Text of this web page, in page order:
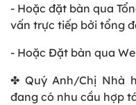
- Hoặc đặt bàn qua
vấn trực tiếp bởi tổng
- Hoặc Đặt bàn qua
✤ Quý Anh/Chị Nhà
đang có nhu cầu hợp